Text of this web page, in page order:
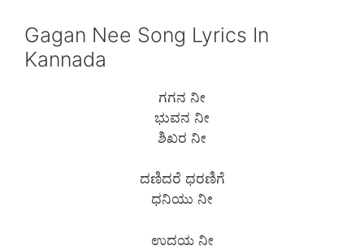
Gagan Nee Song Lyrics In
Kannada
ಗಗನ ನೀ
ಭುವನ ನೀ
ಶಿಖರ ನೀ
ದಣಿದರೆ ಧರಣಿಗೆ
ಧನಿಯು ನೀ
ಉದಯ ನೀ